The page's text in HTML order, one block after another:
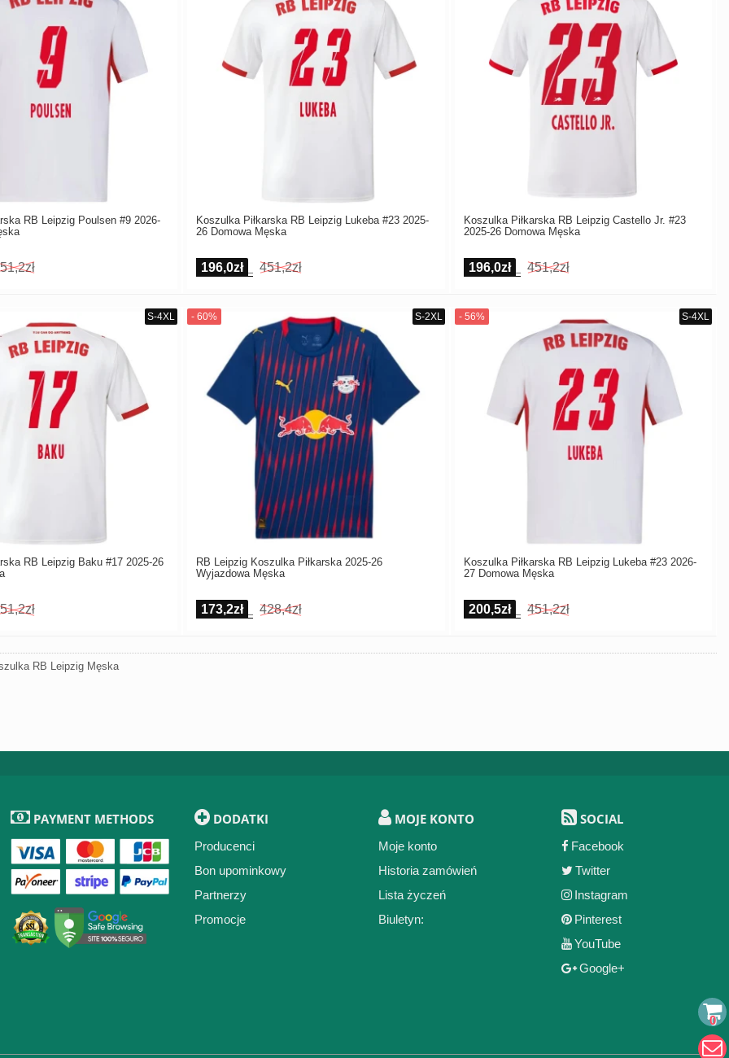
RB Leipzig Poulsen #9 2026-
Koszulka Piłkarska RB Leipzig Lukeba #23 2025-
26 Domowa Męska
196,0zł 451,2zł
Koszulka Piłkarska RB Leipzig Castello Jr. #23
2025-26 Domowa Męska
196,0zł 451,2zł
RB Leipzig Baku #17 2025-26
RB Leipzig Koszulka Piłkarska 2025-26
Wyjazdowa Męska
173,2zł 428,4zł
Koszulka Piłkarska RB Leipzig Lukeba #23 2026-
27 Domowa Męska
200,5zł 451,2zł
RB Leipzig Męska
PAYMENT METHODS DODATKI
Producenci
Bon upominkowy
Partnerzy
Promocje
MOJE KONTO
Moje konto
Historia zamówień
Lista życzeń
Biuletyn:
SOCIAL
Facebook
Twitter
Instagram
Pinterest
YouTube
Google+